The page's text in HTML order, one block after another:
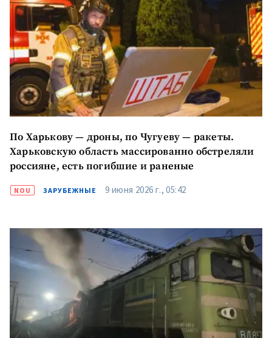
Выборы 2025
По Харькову — дроны, по Чугуеву — ракеты.
Харьковскую область массированно обстреляли
россияне, есть погибшие и раненые
NOU ЗАРУБЕЖНЫЕ 9 июня 2026 г., 05:42